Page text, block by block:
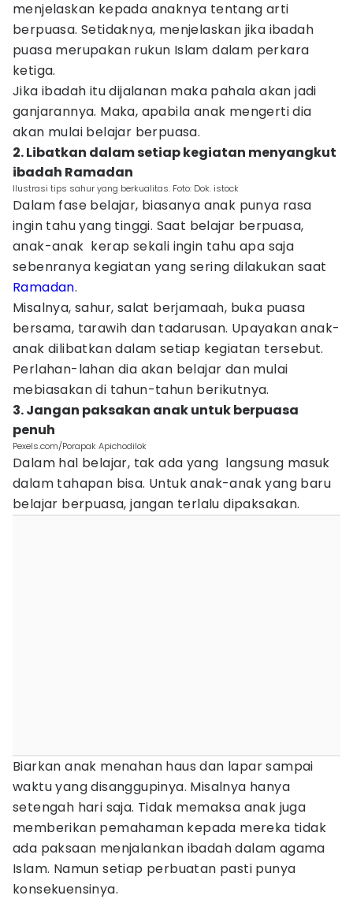
menjelaskan kepada anaknya tentang arti
berpuasa. Setidaknya, menjelaskan jika ibadah
puasa merupakan rukun Islam dalam perkara
ketiga.
Jika ibadah itu dijalanan maka pahala akan jadi
ganjarannya. Maka, apabila anak mengerti dia
akan mulai belajar berpuasa.
2. Libatkan dalam setiap kegiatan menyangkut
ibadah Ramadan
Ilustrasi tips sahur yang berkualitas. Foto: Dok. istock
Dalam fase belajar, biasanya anak punya rasa
ingin tahu yang tinggi. Saat belajar berpuasa,
anak-anak kerap sekali ingin tahu apa saja
sebenranya kegiatan yang sering dilakukan saat
Ramadan.
Misalnya, sahur, salat berjamaah, buka puasa
bersama, tarawih dan tadarusan. Upayakan anak-
anak dilibatkan dalam setiap kegiatan tersebut.
Perlahan-lahan dia akan belajar dan mulai
mebiasakan di tahun-tahun berikutnya.
3. Jangan paksakan anak untuk berpuasa
penuh
Pexels.com/Porapak Apichodilok
Dalam hal belajar, tak ada yang langsung masuk
dalam tahapan bisa. Untuk anak-anak yang baru
belajar berpuasa, jangan terlalu dipaksakan.
Biarkan anak menahan haus dan lapar sampai
waktu yang disanggupinya. Misalnya hanya
setengah hari saja. Tidak memaksa anak juga
memberikan pemahaman kepada mereka tidak
ada paksaan menjalankan ibadah dalam agama
Islam. Namun setiap perbuatan pasti punya
konsekuensinya.